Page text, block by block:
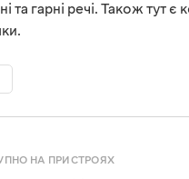
та гарні речі. Також тут
НА ПРИСТРОЯХ